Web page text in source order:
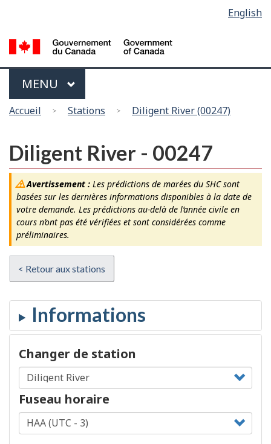
main
content
la
version
HTML
la
langue
English
Menu
MAIN
MENU
Vous
ici
Accueil Stations Diligent River (00247)
Diligent River - 00247
Avertissement :Les prédictions de marées du SHC sont
basées sur les dernières informations disponibles à la date de
votre demande. Les prédictions au-delà de l’année civile en
cours n’ont pas été vérifiées et sont considérées comme
préliminaires.
< Retour aux stations
Changer de station
Fuseau horaire